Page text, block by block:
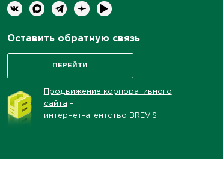
Оставить обратную связь
ПЕРЕЙТИ
Продвижение корпоративного
сайта -
интернет-агентство BREVIS